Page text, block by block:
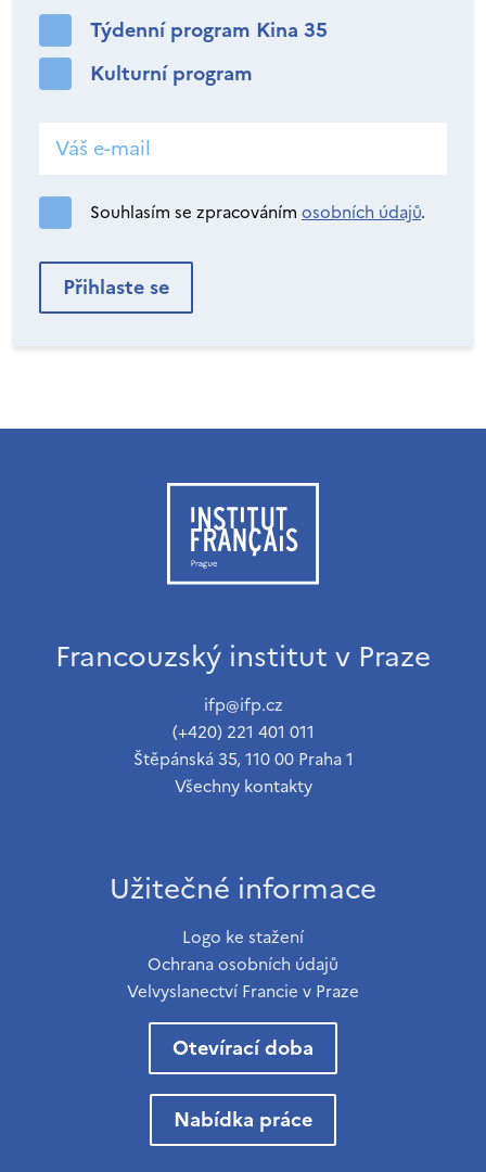
Týdenní program Kina 35
Kulturní program
Souhlasím se zpracováním osobních údajů.
Francouzský institut v Praze
ifp@ifp.cz
(+420) 221 401 011
Štěpánská 35, 110 00 Praha 1
Všechny kontakty
Užitečné informace
Logo ke stažení
Ochrana osobních údajů
Velvyslanectví Francie v Praze
Otevírací doba
Nabídka práce